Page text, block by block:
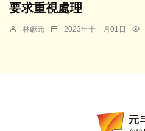
要求重視處理
林獻元 2023年十一月01日